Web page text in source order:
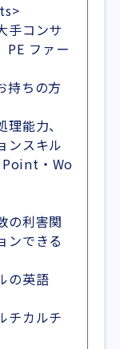
手コンサ
PE ファー
持ちの方
能力、
ンスキル
Point・Wo
の利害関
ンできる
の英語
チカルチ